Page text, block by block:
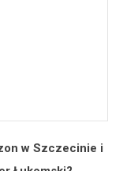
w Szczecinie i